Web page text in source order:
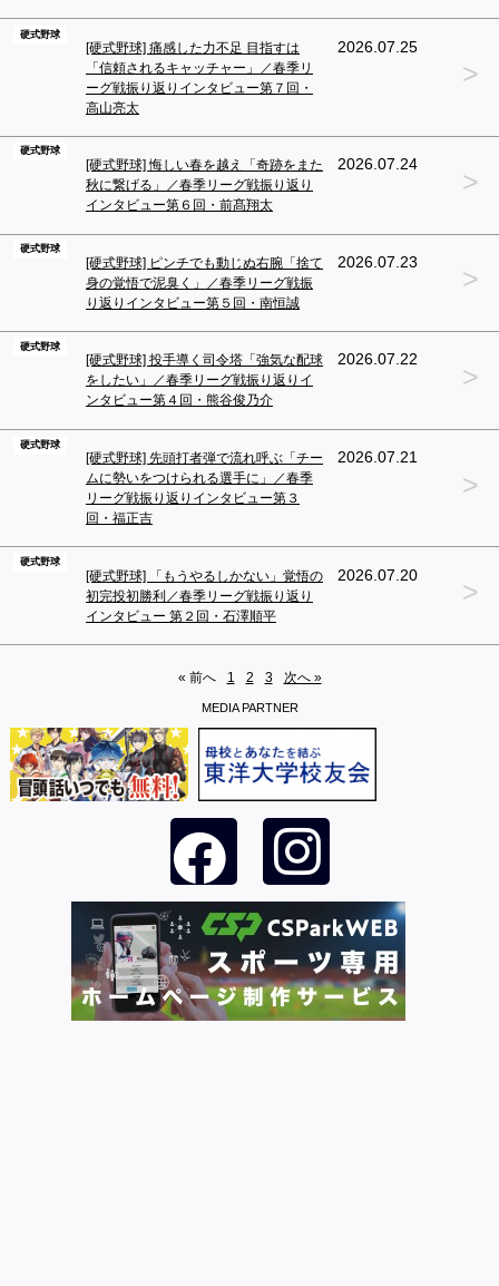
硬式野球
[硬式野球] 痛感した力不足 目指すは
「信頼されるキャッチャー」／春季リ
ーグ戦振り返りインタビュー第７回・
高山亮太
2026.07.25
>
硬式野球
[硬式野球] 悔しい春を越え「奇跡をまた
秋に繋げる」／春季リーグ戦振り返り
インタビュー第６回・前髙翔太
2026.07.24
>
硬式野球
[硬式野球] ピンチでも動じぬ右腕「捨て
身の覚悟で泥臭く」／春季リーグ戦振
り返りインタビュー第５回・南恒誠
2026.07.23
>
硬式野球
[硬式野球] 投手導く司令塔「強気な配球
をしたい」／春季リーグ戦振り返りイ
ンタビュー第４回・熊谷俊乃介
2026.07.22
>
硬式野球
[硬式野球] 先頭打者弾で流れ呼ぶ「チー
ムに勢いをつけられる選手に」／春季
リーグ戦振り返りインタビュー第３
回・福正吉
2026.07.21
>
硬式野球
[硬式野球] 「もうやるしかない」覚悟の
初完投初勝利／春季リーグ戦振り返り
インタビュー 第２回・石澤順平
2026.07.20
>
« 前へ 1 2 3 次へ »
MEDIA PARTNER